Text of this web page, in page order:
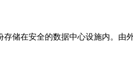
储在安全的数据中心设施内。由